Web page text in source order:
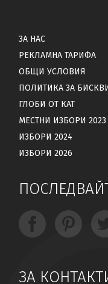
ЗА НАС
РЕКЛАМНА ТАРИФА
ОБЩИ УСЛОВИЯ
ПОЛИТИКА ЗА
ГЛОБИ ОТ КАТ
МЕСТНИ ИЗБОРИ 2023
ИЗБОРИ 2024
ИЗБОРИ 2026
ЗА